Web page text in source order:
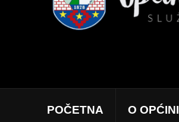
POČETNA O OPĆINI